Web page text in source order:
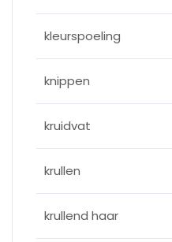
kleurspoeling
knippen
kruidvat
krullen
krullend haar